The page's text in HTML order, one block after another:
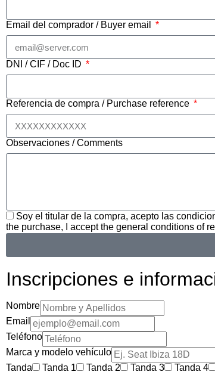
Email del comprador / Buyer email
DNI / CIF / Doc ID
Referencia de compra / Purchase reference
Observaciones / Comments
Soy el titular de la compra, acepto las
the purchase, I accept the general conditions of
Inscripciones e
Nombre
Email
Teléfono
Marca y modelo vehículo
Tanda
Tanda 1 Tanda 2 Tanda 3 Tanda 4